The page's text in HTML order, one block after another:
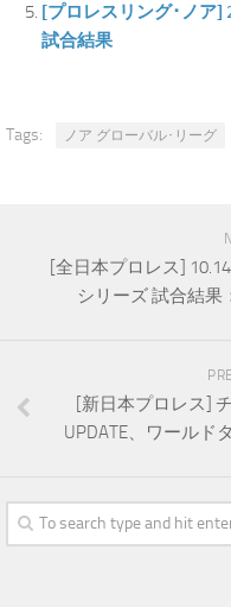
[プロレスリング･ノア]
試合結果
Tags: ノア グローバル･リーグ
[全日本プロレス]
シリーズ 試合結果
[新日本プロレス]
UPDATE、ワールド